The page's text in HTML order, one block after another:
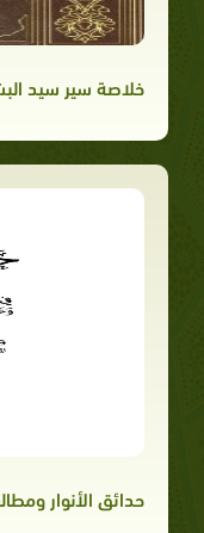
خلاصة سير سيد
حدائق الأنوار